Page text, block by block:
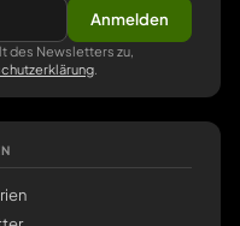
Anmelden
des Newsletters zu,